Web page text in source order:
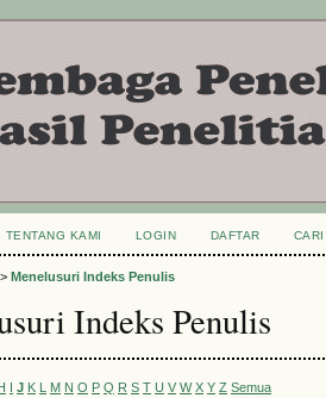
TENTANG KAMI LOGIN DAFTAR CARI
> Menelusuri Indeks Penulis
Indeks Penulis
I J K L M N O P Q R S T U V W X Y Z Semua